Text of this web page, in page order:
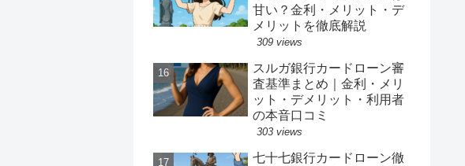
甘い？金利・メリット・デ
メリットを徹底解説
309 views
スルガ銀行カードローン審
査基準まとめ｜金利・メリ
ット・デメリット・利用者
の本音口コミ
303 views
七十七銀行カードローン徹